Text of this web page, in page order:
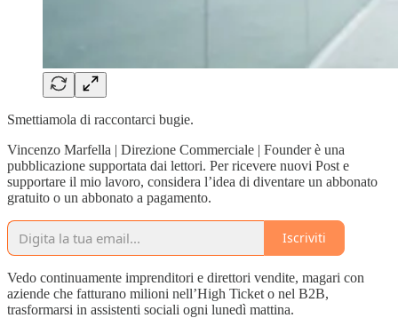
Smettiamola di raccontarci bugie.
Vincenzo Marfella | Direzione Commerciale | Founder è una
pubblicazione supportata dai lettori. Per ricevere nuovi Post e
supportare il mio lavoro, considera l’idea di diventare un abbonato
gratuito o un abbonato a pagamento.
Iscriviti
Vedo continuamente imprenditori e direttori vendite, magari con
aziende che fatturano milioni nell’High Ticket o nel B2B,
trasformarsi in assistenti sociali ogni lunedì mattina.